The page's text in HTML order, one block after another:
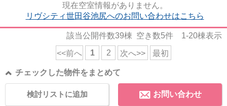
現在空室情報がありません。
リヴシティ世田谷池尻へのお問い合わせはこちら
該当公開件数39棟 空き数5件 1-20棟表示
<<前へ 1 2 次へ>> 最初
チェックした物件をまとめて
お問い合わせ
検討リストに追加